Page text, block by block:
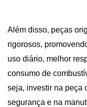
Além disso, peças
rigorosos,
uso diário, melhor
consumo de
seja, investir na peça
segurança e na